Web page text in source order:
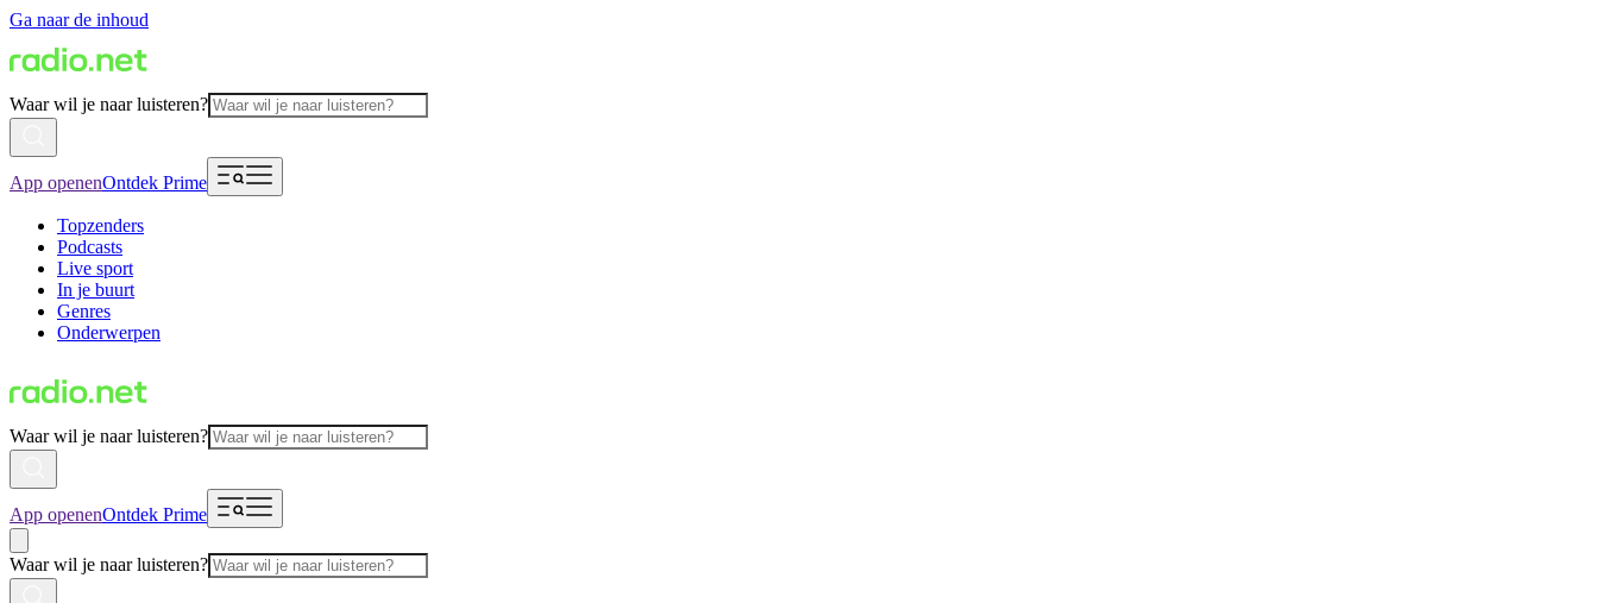
Ga naar de inhoud
Waar wil je naar luisteren?
App openenOntdek Prime
Topzenders
Podcasts
Live sport
In je buurt
Genres
Onderwerpen
Waar wil je naar luisteren?
App openenOntdek Prime
Waar wil je naar luisteren?